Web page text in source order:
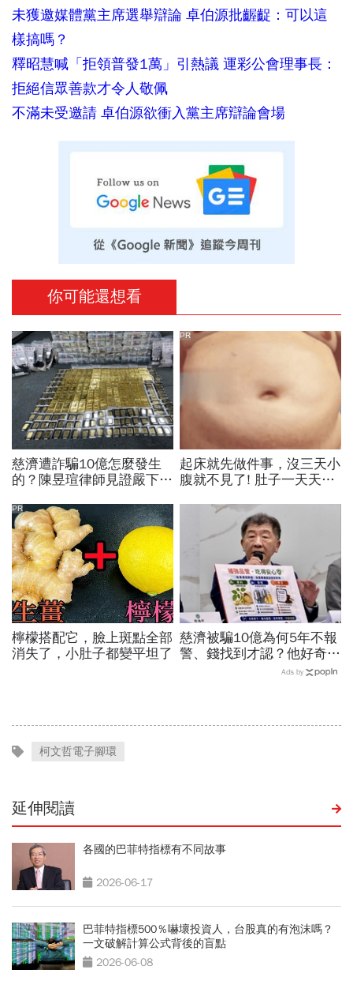
未獲邀媒體黨主席選舉辯論 卓伯源批齷齪：可以這
樣搞嗎？
釋昭慧喊「拒領普發1萬」引熱議 運彩公會理事長：
拒絕信眾善款才令人敬佩
不滿未受邀請 卓伯源欲衝入黨主席辯論會場
你可能還想看
慈濟遭詐騙10億怎麼發生
的？陳昱瑄律師見證嚴下跪
金，洗錢手法曝光…慈濟回
應了
起床就先做件事，沒三天小
腹就不見了! 肚子一天天變
PR
檸檬搭配它，臉上斑點全部
消失了，小肚子都變平坦了
PR
慈濟被騙10億為何5年不報
警、錢找到才認？他好奇：
當年財報怎麼編…陳時中背
Ads by
柯文哲電子腳環
延伸閱讀
各國的巴菲特指標有不同故事
2026-06-17
巴菲特指標500％嚇壞投資人，台股真的有泡沫嗎？
一文破解計算公式背後的盲點
2026-06-08